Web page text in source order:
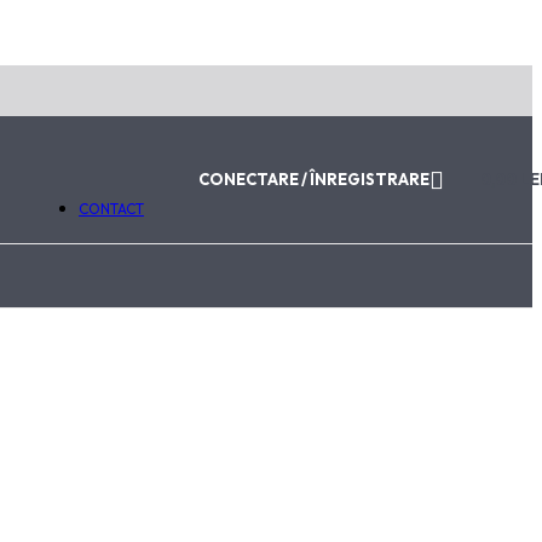
Va fi utilizat în conformitate cu
CONTACT
CONECTARE / ÎNREGISTRARE